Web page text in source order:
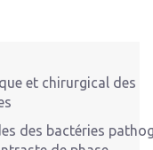
et chirurgical des
des bactéries